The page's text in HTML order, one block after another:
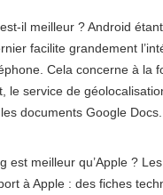
il meilleur ? Android
facilite grandement
Cela concerne à la
le service de
documents Google Docs.
est meilleur qu’Apple ?
à Apple : des fiches